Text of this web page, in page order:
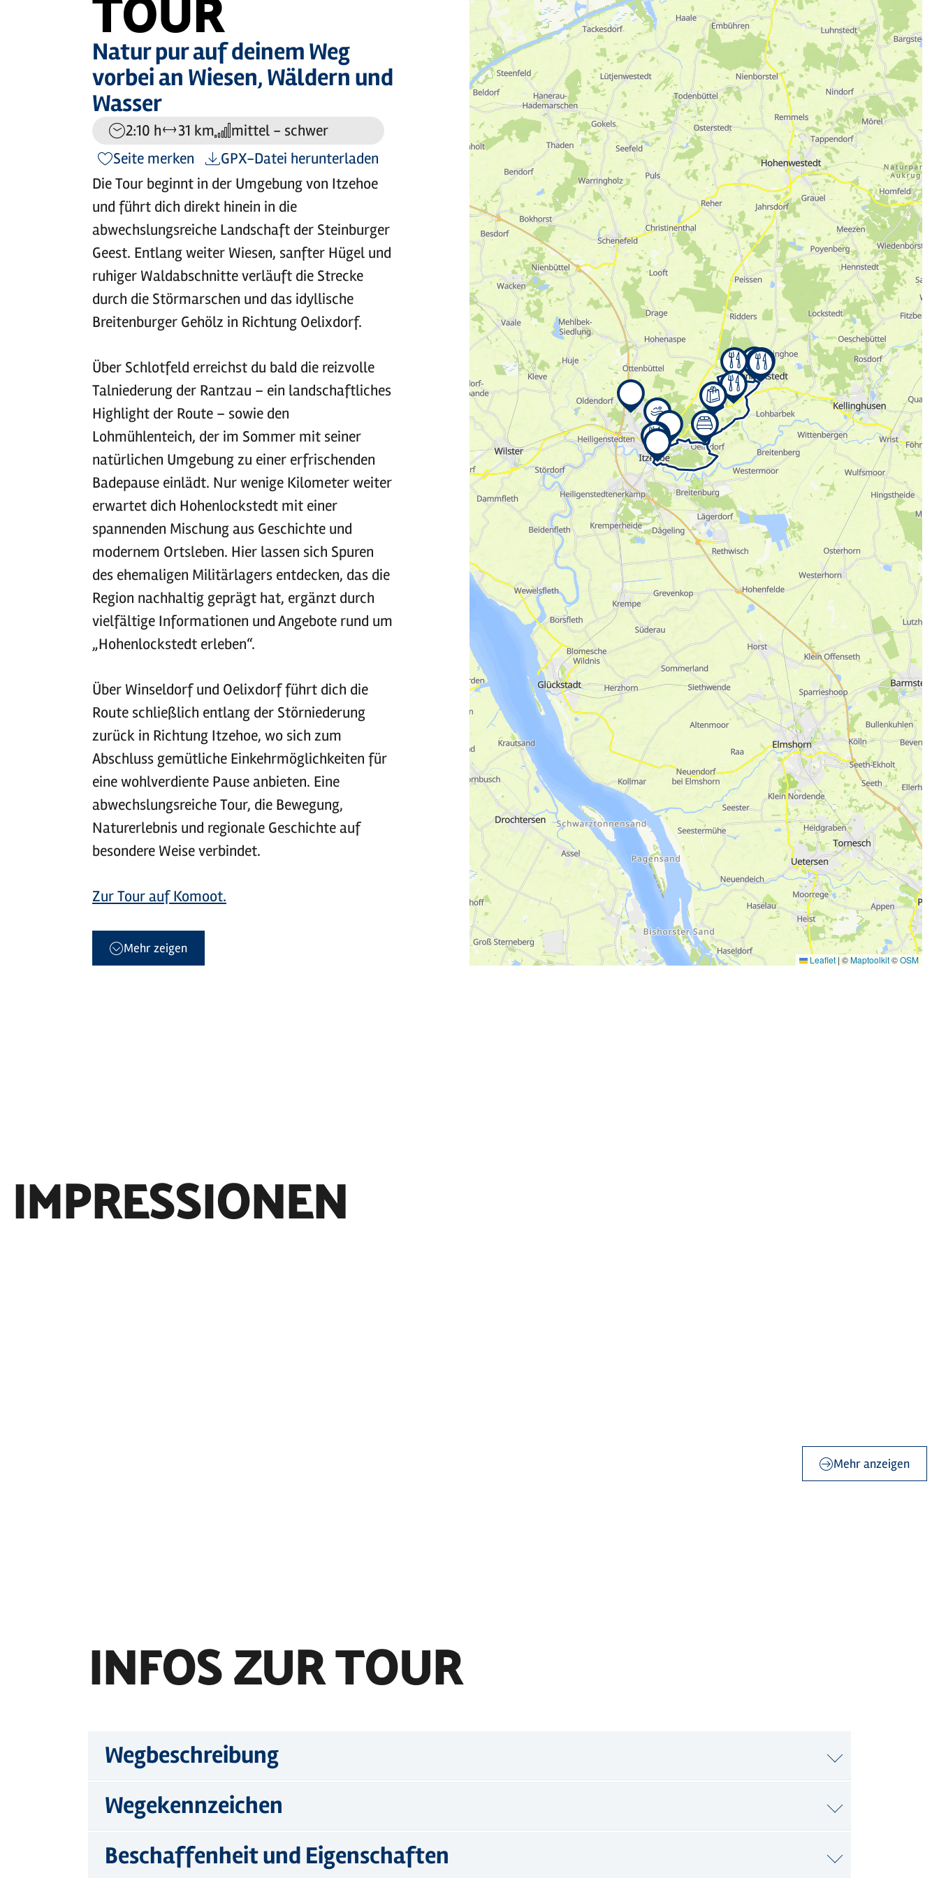
Natur pur auf deinem Weg
vorbei an Wiesen, Wäldern und
Wasser
Dauer:
2:10 hEntfernung:
31 kmAnforderung:
mittel - schwer
Seite merken
GPX-Datei herunterladen
Die Tour beginnt in der Umgebung von Itzehoe
und führt dich direkt hinein in die
abwechslungsreiche Landschaft der Steinburger
Geest. Entlang weiter Wiesen, sanfter Hügel und
ruhiger Waldabschnitte verläuft die Strecke
durch die Störmarschen und das idyllische
Breitenburger Gehölz in Richtung Oelixdorf.
Über Schlotfeld erreichst du bald die reizvolle
Talniederung der Rantzau – ein landschaftliches
Highlight der Route – sowie den
Lohmühlenteich, der im Sommer mit seiner
natürlichen Umgebung zu einer erfrischenden
Badepause einlädt. Nur wenige Kilometer weiter
erwartet dich Hohenlockstedt mit einer
spannenden Mischung aus Geschichte und
modernem Ortsleben. Hier lassen sich Spuren
des ehemaligen Militärlagers entdecken, das die
Region nachhaltig geprägt hat, ergänzt durch
vielfältige Informationen und Angebote rund um
„Hohenlockstedt erleben“.
Über Winseldorf und Oelixdorf führt dich die
Route schließlich entlang der Störniederung
zurück in Richtung Itzehoe, wo sich zum
Abschluss gemütliche Einkehrmöglichkeiten für
eine wohlverdiente Pause anbieten. Eine
abwechslungsreiche Tour, die Bewegung,
Naturerlebnis und regionale Geschichte auf
besondere Weise verbindet.
Zur Tour auf Komoot.
Mehr zeigen
Leaflet |©Maptoolkit©OSM
IMPRESSIONEN
Mehr anzeigen
INFOS ZUR TOUR
Wegbeschreibung
Wegekennzeichen
Beschaffenheit und Eigenschaften